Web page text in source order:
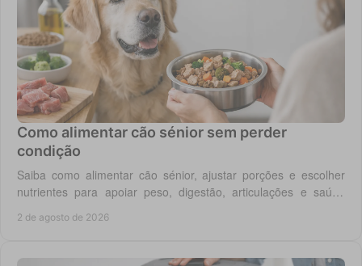
Como alimentar cão sénior sem perder
condição
Saiba como alimentar cão sénior, ajustar porções e escolher
nutrientes para apoiar peso, digestão, articulações e saúde
2 de agosto de 2026